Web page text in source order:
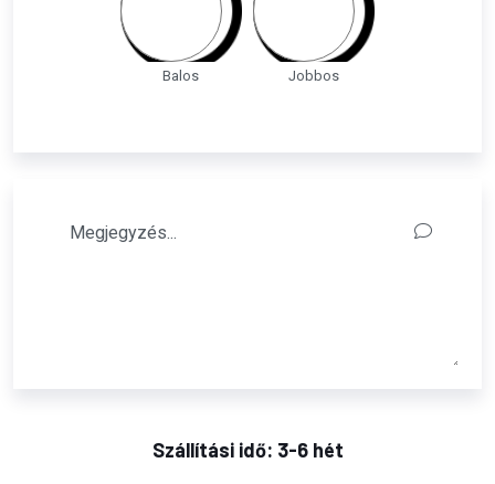
Balos Jobbos
Szállítási idő: 3-6 hét